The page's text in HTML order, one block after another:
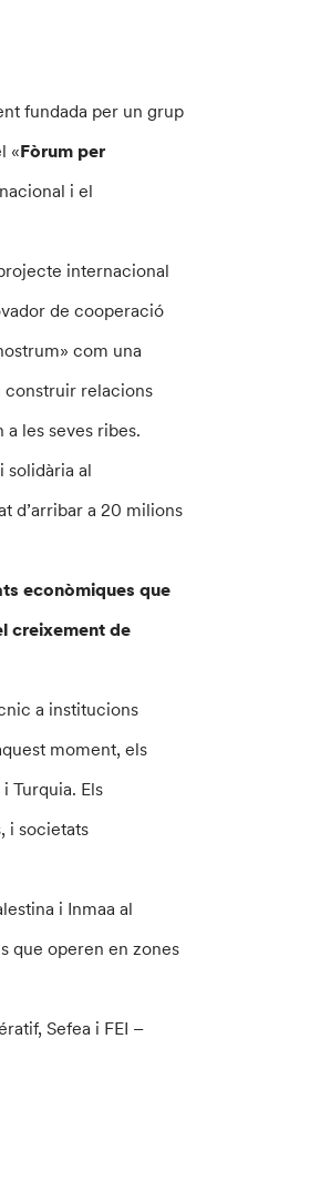
fundada per un grup
«Fòrum per
i el
internacional
de cooperació
com una
construir relacions
les seves ribes.
solidària al
d’arribar a 20 milions
econòmiques que
creixement de
a institucions
moment, els
Turquia. Els
i societats
i Inmaa al
que operen en zones
Sefea i FEI –